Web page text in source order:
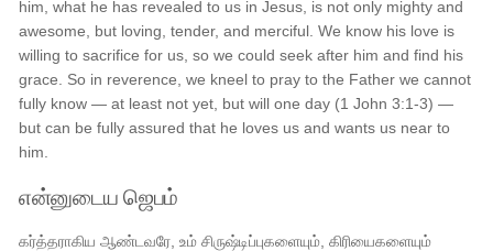
him, what he has revealed to us in Jesus, is not only mighty and
awesome, but loving, tender, and merciful. We know his love is
willing to sacrifice for us, so we could seek after him and find his
grace. So in reverence, we kneel to pray to the Father we cannot
fully know — at least not yet, but will one day (1 John 3:1-3) —
but can be fully assured that he loves us and wants us near to
him.
என்னுடைய ஜெபம்
கர்த்தராகிய ஆண்டவரே, உம் சிருஷ்டிப்புகளையும், கிரியைகளையும்